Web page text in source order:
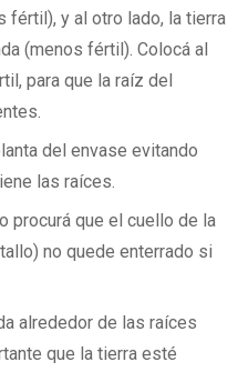
fértil), y al otro lado, la tierra
(menos fértil). Colocá al
para que la raíz del
del envase evitando
las raíces.
procurá que el cuello de la
no quede enterrado si
alrededor de las raíces
que la tierra esté